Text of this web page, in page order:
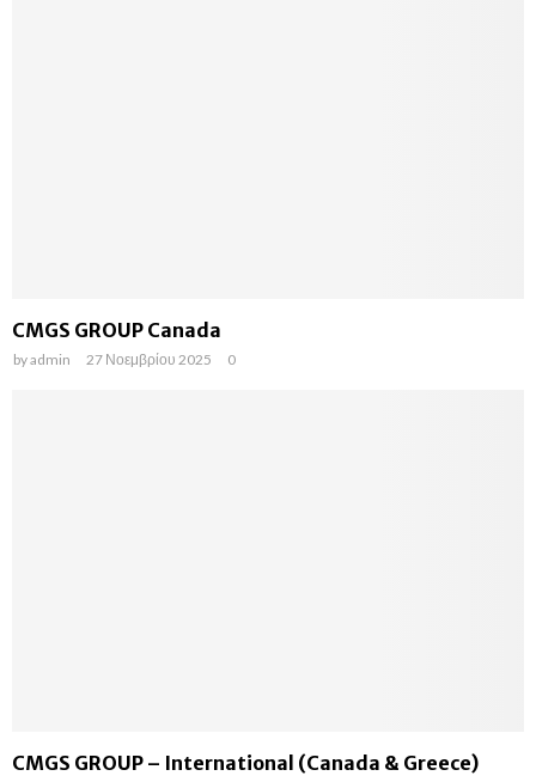
CMGS GROUP Canada
byadmin 27 Νοεμβρίου 2025 0
CMGS GROUP – International (Canada & Greece)